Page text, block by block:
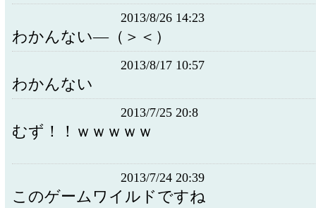
2013/8/26 14:23
わかんない―（＞＜）
2013/8/17 10:57
わかんない
2013/7/25 20:8
むず！！ｗｗｗｗｗ
2013/7/24 20:39
このゲームワイルドですね